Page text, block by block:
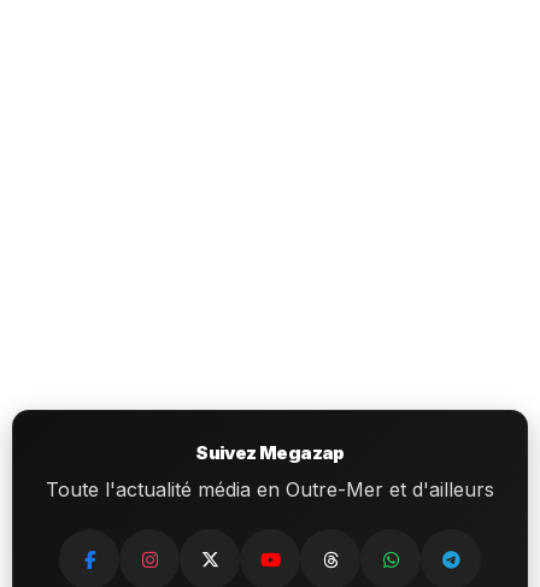
Suivez Megazap
Toute l'actualité média en Outre-Mer et d'ailleurs